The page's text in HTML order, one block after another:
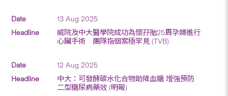
13 Aug 2025
威院及中大醫學院成功為懷孖胎25周孕婦進行
心臟手術 團隊指個案極罕見 (TVB)
12 Aug 2025
中大：可發酵碳水化合物助降血糖 增強預防
二型糖尿病藥效 (明報)